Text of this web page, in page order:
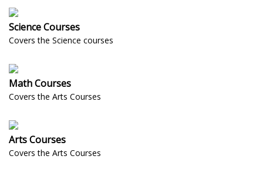
Science Courses
Covers the Science courses
Math Courses
Covers the Arts Courses
Arts Courses
Covers the Arts Courses